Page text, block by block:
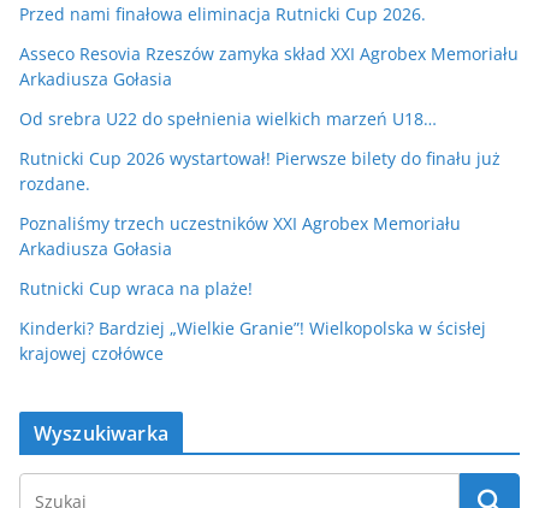
Przed nami finałowa eliminacja Rutnicki Cup 2026.
Asseco Resovia Rzeszów zamyka skład XXI Agrobex Memoriału
Arkadiusza Gołasia
Od srebra U22 do spełnienia wielkich marzeń U18…
Rutnicki Cup 2026 wystartował! Pierwsze bilety do finału już
rozdane.
Poznaliśmy trzech uczestników XXI Agrobex Memoriału
Arkadiusza Gołasia
Rutnicki Cup wraca na plaże!
Kinderki? Bardziej „Wielkie Granie”! Wielkopolska w ścisłej
krajowej czołówce
Wyszukiwarka